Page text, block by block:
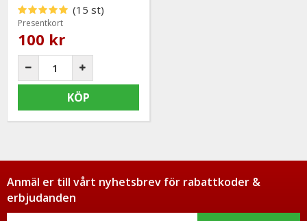
(15 st)
Presentkort
100 kr
KÖP
Anmäl er till vårt nyhetsbrev för rabattkoder &
erbjudanden